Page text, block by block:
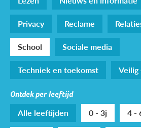
Privacy
Reclame
School
Sociale media
Techniek en toekomst
Veilig
Ontdek per leeftijd
Alle leeftijden 0 - 3j 4 -